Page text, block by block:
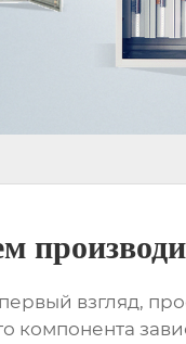
первый взгляд,
компонента